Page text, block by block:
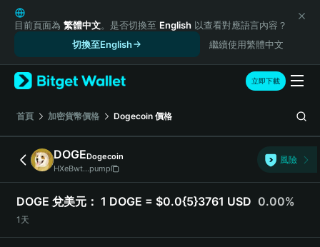
English
日本語
Русский
Español (Latinoamérica)
Türkçe
Italiano
Deutsch
简体中文
繁體中文
Português (Portugal)
Bahasa Indonesia
目前頁面為 繁體中文。是否切換至 English 以查看對應語言內容？
切換至English
繼續使用繁體中文
立即下載
首頁 加密貨幣價格 Dogecoin 價格
DOGEDogecoin
HXeBwt...pump
風險
DOGE 兌美元： 1 DOGE = $0.0{5}3761 USD 0.00%
1天